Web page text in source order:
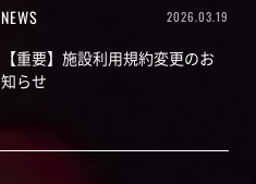
NEWS 2026.03.19
【重要】施設利用規約変更のお
知らせ